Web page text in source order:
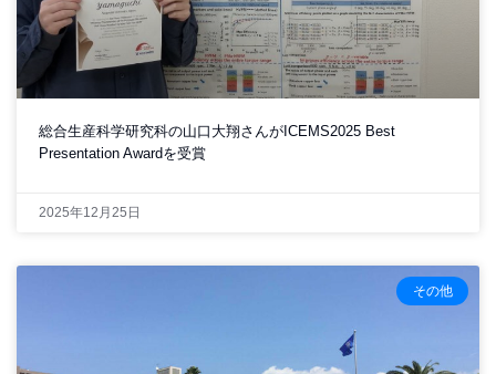
総合生産科学研究科の山口大翔さんがICEMS2025 Best
Presentation Awardを受賞
2025年12月25日
その他